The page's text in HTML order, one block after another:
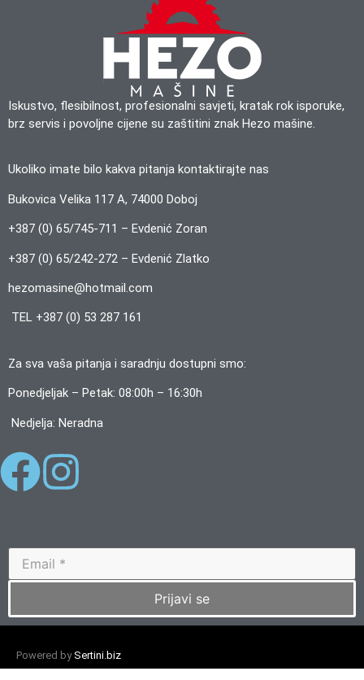
Iskustvo, flesibilnost, profesionalni savjeti, kratak rok isporuke,
brz servis i povoljne cijene su zaštitini znak Hezo mašine.
Ukoliko imate bilo kakva pitanja kontaktirajte nas
Bukovica Velika 117 A, 74000 Doboj
+387 (0) 65/745-711 – Evdenić Zoran
+387 (0) 65/242-272 – Evdenić Zlatko
hezomasine@hotmail.com
TEL +387 (0) 53 287 161
Za sva vaša pitanja i saradnju dostupni smo:
Ponedjeljak – Petak: 08:00h – 16:30h
Nedjelja: Neradna
Prijavi se
Powered bySertini.biz